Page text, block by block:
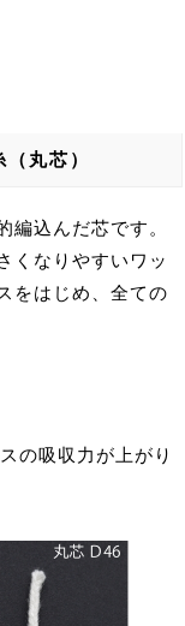
丸芯）
編込んだ芯です。
くなりやすいワッ
をはじめ、全ての
の吸収力が上がり